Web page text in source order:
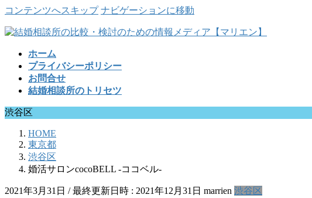
コンテンツへスキップ ナビゲーションに移動
ホーム
プライバシーポリシー
お問合せ
結婚相談所のトリセツ
渋谷区
HOME
東京都
渋谷区
婚活サロンcocoBELL -ココベル-
2021年3月31日 / 最終更新日時 : 2021年12月31日 marrien 渋谷区